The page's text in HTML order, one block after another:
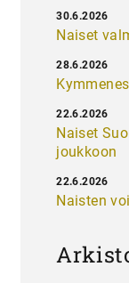
Naiset
30.6.2026
28.6.2026
Naiset
joukkoon
22.6.2026
Naisten
22.6.2026